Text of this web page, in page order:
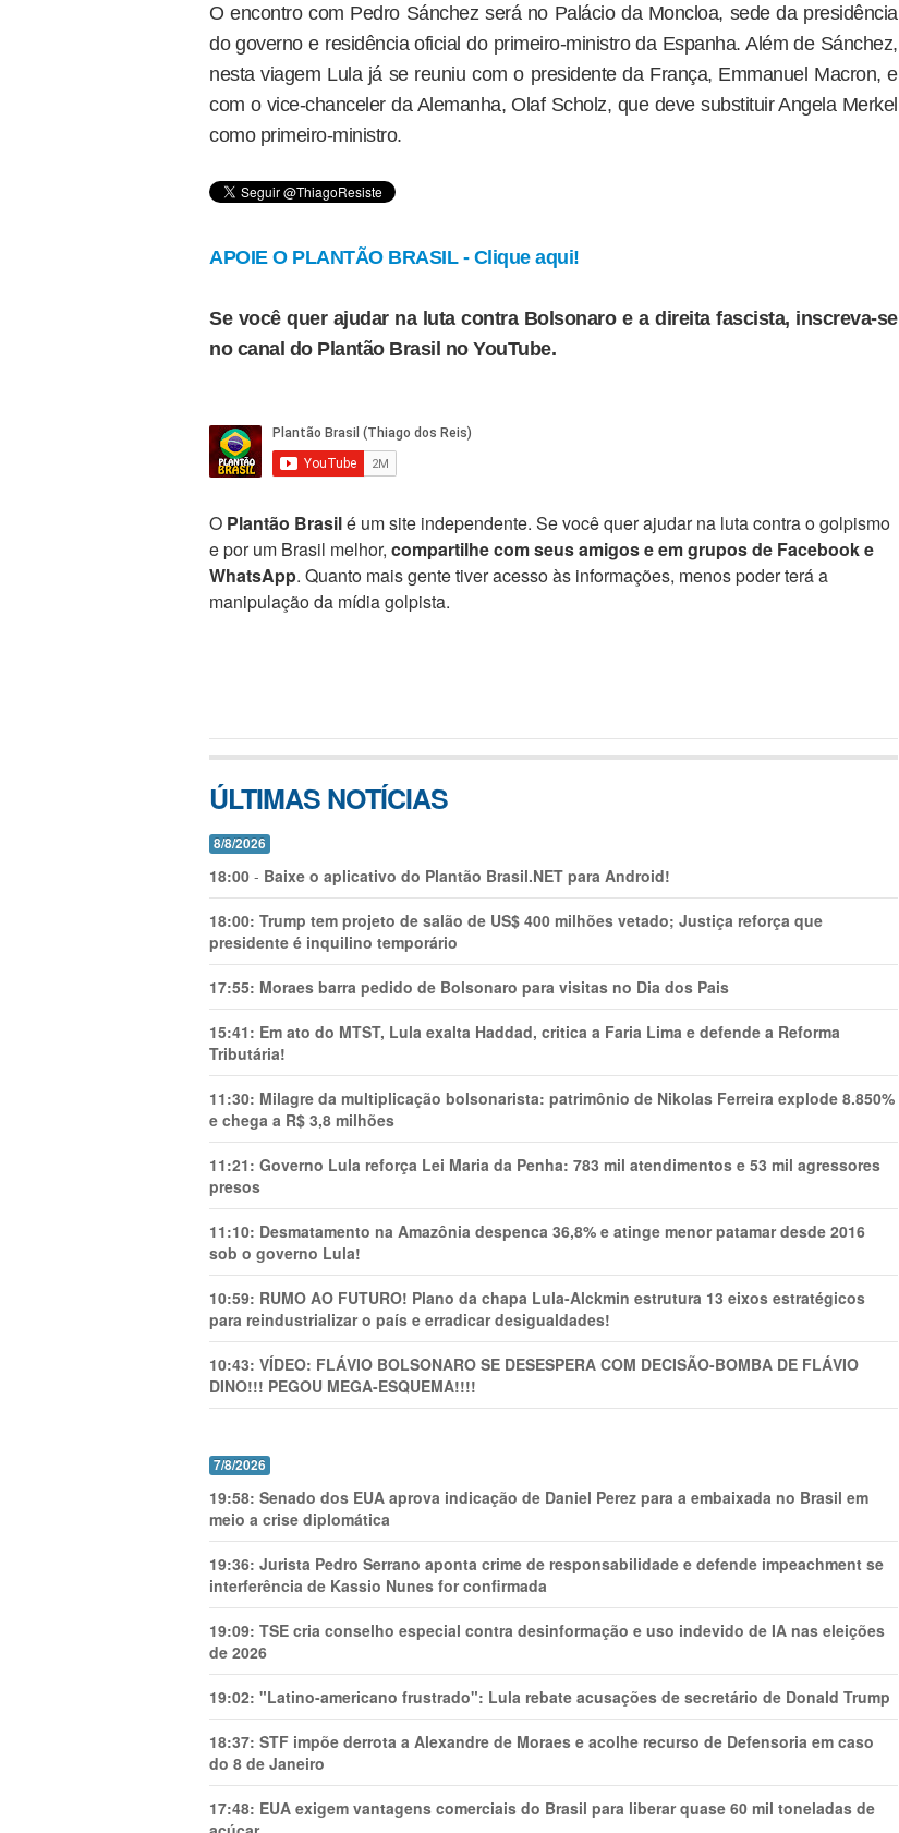
O encontro com Pedro Sánchez será no Palácio da Moncloa, sede da presidência
do governo e residência oficial do primeiro-ministro da Espanha. Além de Sánchez,
nesta viagem Lula já se reuniu com o presidente da França, Emmanuel Macron, e
com o vice-chanceler da Alemanha, Olaf Scholz, que deve substituir Angela Merkel
como primeiro-ministro.
APOIE O PLANTÃO BRASIL - Clique aqui!
Se você quer ajudar na luta contra Bolsonaro e a direita fascista, inscreva-se
no canal do Plantão Brasil no YouTube.
O Plantão Brasilé um site independente. Se você quer ajudar na luta contra o golpismo
e por um Brasil melhor, compartilhe com seus amigos e em grupos de Facebook e
WhatsApp. Quanto mais gente tiver acesso às informações, menos poder terá a
manipulação da mídia golpista.
ÚLTIMAS NOTÍCIAS
8/8/2026
18:00 - Baixe o aplicativo do Plantão Brasil.NET para Android!
18:00: Trump tem projeto de salão de US$ 400 milhões vetado; Justiça reforça que
presidente é inquilino temporário
17:55: Moraes barra pedido de Bolsonaro para visitas no Dia dos Pais
15:41: Em ato do MTST, Lula exalta Haddad, critica a Faria Lima e defende a Reforma
Tributária!
11:30: Milagre da multiplicação bolsonarista: patrimônio de Nikolas Ferreira explode 8.850%
e chega a R$ 3,8 milhões
11:21: Governo Lula reforça Lei Maria da Penha: 783 mil atendimentos e 53 mil agressores
presos
11:10: Desmatamento na Amazônia despenca 36,8% e atinge menor patamar desde 2016
sob o governo Lula!
10:59: RUMO AO FUTURO! Plano da chapa Lula-Alckmin estrutura 13 eixos estratégicos
para reindustrializar o país e erradicar desigualdades!
10:43: VÍDEO: FLÁVIO BOLSONARO SE DESESPERA COM DECISÃO-BOMBA DE FLÁVIO
DINO!!! PEGOU MEGA-ESQUEMA!!!!
7/8/2026
19:58: Senado dos EUA aprova indicação de Daniel Perez para a embaixada no Brasil em
meio a crise diplomática
19:36: Jurista Pedro Serrano aponta crime de responsabilidade e defende impeachment se
interferência de Kassio Nunes for confirmada
19:09: TSE cria conselho especial contra desinformação e uso indevido de IA nas eleições
de 2026
19:02: "Latino-americano frustrado": Lula rebate acusações de secretário de Donald Trump
18:37: STF impõe derrota a Alexandre de Moraes e acolhe recurso de Defensoria em caso
do 8 de Janeiro
17:48: EUA exigem vantagens comerciais do Brasil para liberar quase 60 mil toneladas de